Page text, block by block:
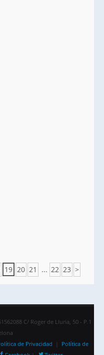
19 20 21 ... 22 23 >
C/ Roger de Lluria, 50 - P.1
de Privacidad
Política de